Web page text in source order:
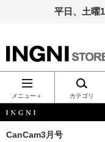
平日、土曜
INGNI（イ
グ）公式通
販｜INGNI
メニュー＋ カテゴリ
CanCam3月号